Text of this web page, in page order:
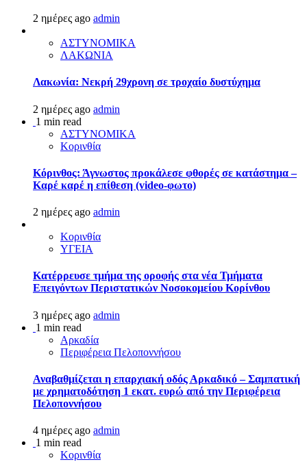
2 ημέρες ago admin
ΑΣΤΥΝΟΜΙΚΑ
ΛΑΚΩΝΙΑ
Λακωνία: Νεκρή 29χρονη σε τροχαίο δυστύχημα
2 ημέρες ago admin
1 min read
ΑΣΤΥΝΟΜΙΚΑ
Κορινθία
Κόρινθος: Άγνωστος προκάλεσε φθορές σε κατάστημα –
Καρέ καρέ η επίθεση (video-φωτο)
2 ημέρες ago admin
Κορινθία
ΥΓΕΙΑ
Kατέρρευσε τμήμα της οροφής στα νέα Τμήματα
Επειγόντων Περιστατικών Νοσοκομείου Κορίνθου
3 ημέρες ago admin
1 min read
Αρκαδία
Περιφέρεια Πελοποννήσου
Αναβαθμίζεται η επαρχιακή οδός Αρκαδικό – Σαμπατική
με χρηματοδότηση 1 εκατ. ευρώ από την Περιφέρεια
Πελοποννήσου
4 ημέρες ago admin
1 min read
Κορινθία